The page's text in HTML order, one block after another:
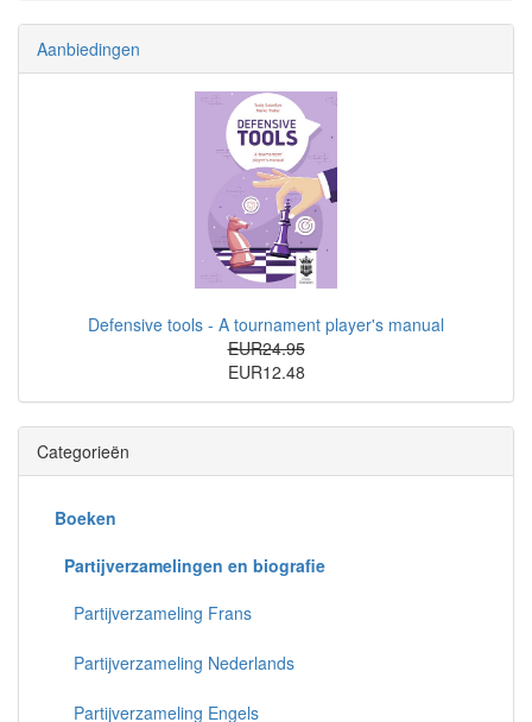
Aanbiedingen
Defensive tools - A tournament player's manual
EUR24.95
EUR12.48
Categorieën
Boeken
Partijverzamelingen en biografie
Partijverzameling Frans
Partijverzameling Nederlands
Partijverzameling Engels